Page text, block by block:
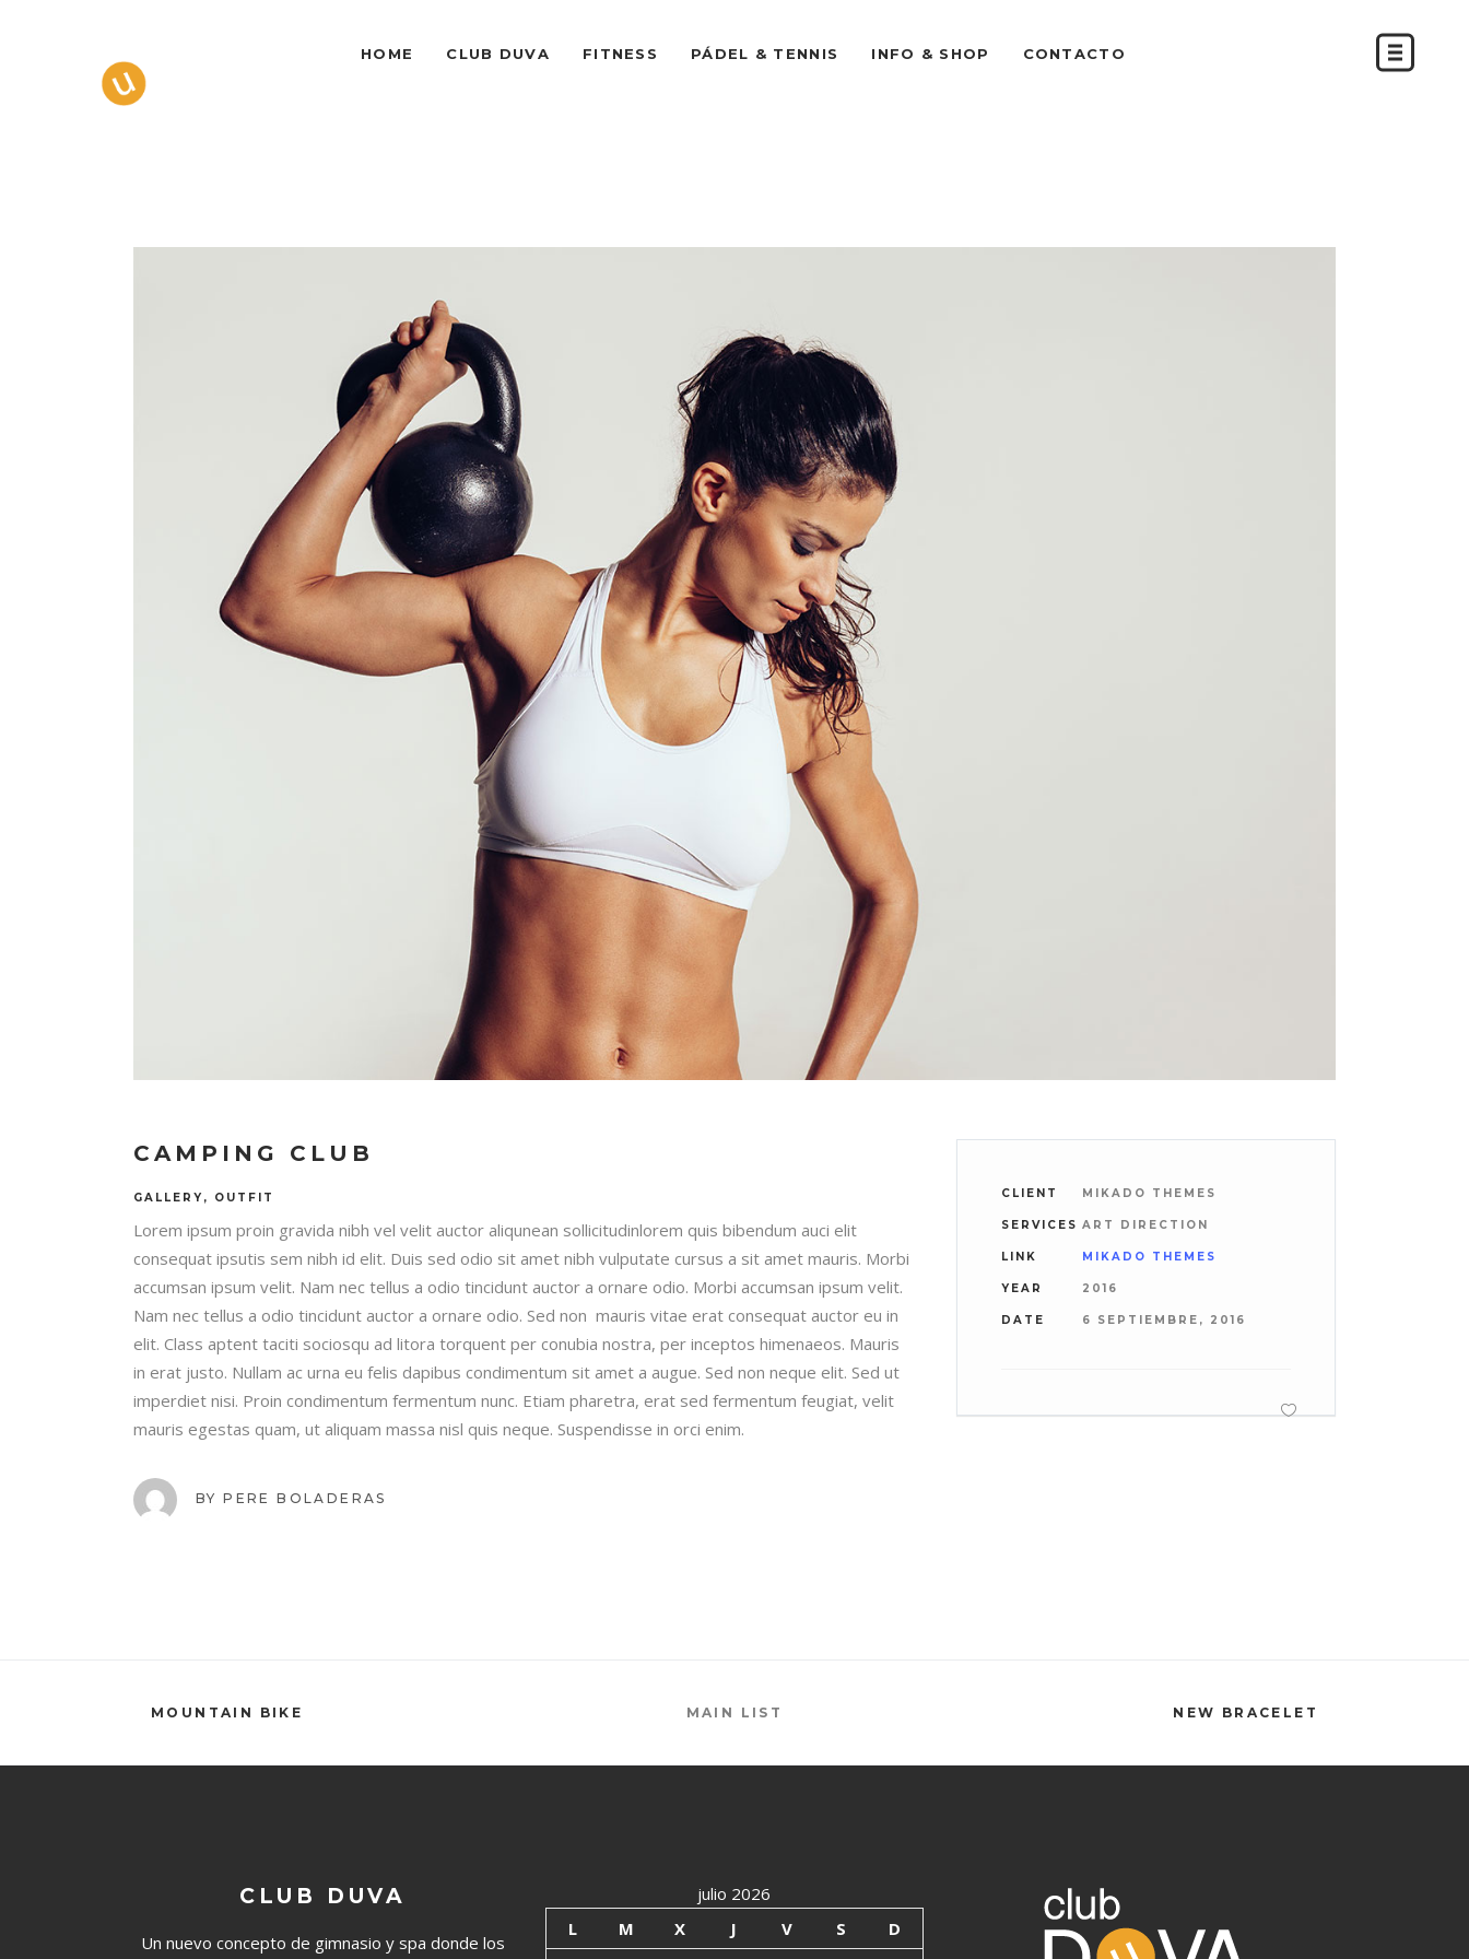
HOME CLUB DUVA FITNESS PÁDEL & TENNIS INFO & SHOP CONTACTO
CAMPING CLUB
GALLERY, OUTFIT
Lorem ipsum proin gravida nibh vel velit auctor aliqunean sollicitudinlorem quis bibendum auci elit
consequat ipsutis sem nibh id elit. Duis sed odio sit amet nibh vulputate cursus a sit amet mauris. Morbi
accumsan ipsum velit. Nam nec tellus a odio tincidunt auctor a ornare odio. Morbi accumsan ipsum velit.
Nam nec tellus a odio tincidunt auctor a ornare odio. Sed non mauris vitae erat consequat auctor eu in
elit. Class aptent taciti sociosqu ad litora torquent per conubia nostra, per inceptos himenaeos. Mauris
in erat justo. Nullam ac urna eu felis dapibus condimentum sit amet a augue. Sed non neque elit. Sed ut
imperdiet nisi. Proin condimentum fermentum nunc. Etiam pharetra, erat sed fermentum feugiat, velit
mauris egestas quam, ut aliquam massa nisl quis neque. Suspendisse in orci enim.
BY PERE BOLADERAS
CLIENT MIKADO THEMES
SERVICES ART DIRECTION
LINK MIKADO THEMES
YEAR 2016
DATE 6 SEPTIEMBRE, 2016
MOUNTAIN BIKE MAIN LIST NEW BRACELET
CLUB DUVA
Un nuevo concepto de gimnasio y spa donde los
julio 2026
L
M X J V S
D